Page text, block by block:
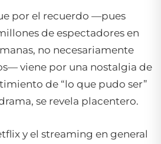
por el recuerdo —pues
de espectadores en
no necesariamente
viene por una nostalgia de
de “lo que pudo ser”
se revela placentero.
y el streaming en general